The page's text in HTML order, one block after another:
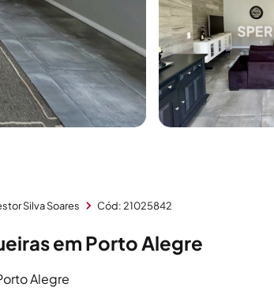
Silva Soares Cód: 21025842
em Porto Alegre
Alegre